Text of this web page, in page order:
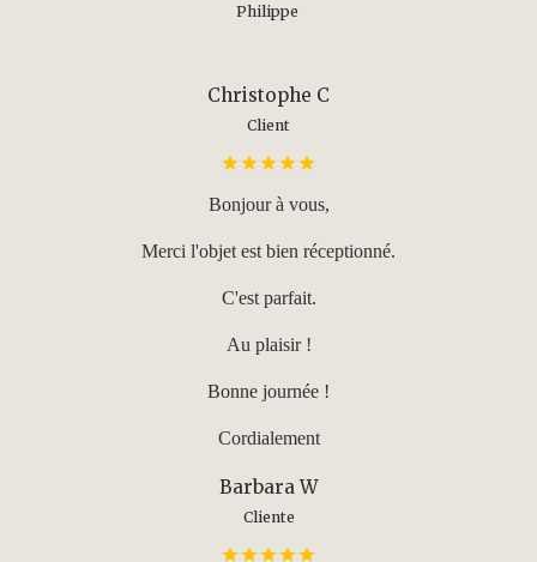
Philippe
Christophe C
Client
Bonjour à vous,
Merci l'objet est bien réceptionné.
C'est parfait.
Au plaisir !
Bonne journée !
Cordialement
Barbara W
Cliente